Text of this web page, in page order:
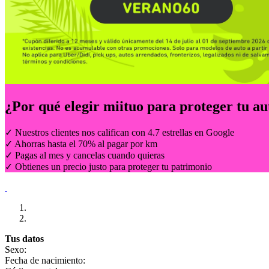
¿Por qué elegir miituo para proteger tu
✓ Nuestros clientes nos califican con 4.7 estrellas en Google
✓ Ahorras hasta el 70% al pagar por km
✓ Pagas al mes y cancelas cuando quieras
✓ Obtienes un precio justo para proteger tu patrimonio
Tus datos
Sexo:
Fecha de nacimiento: